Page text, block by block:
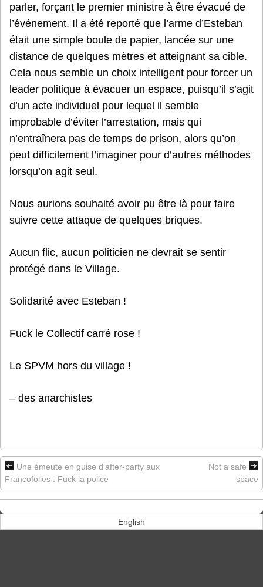
parler, forçant le premier ministre à être évacué de
l’événement. Il a été reporté que l’arme d’Esteban
était une simple boule de papier, lancée sur une
distance de quelques mètres et atteignant sa cible.
Cela nous semble un choix intelligent pour forcer un
leader politique à évacuer un espace, puisqu’il s’agit
d’un acte individuel pour lequel il semble
improbable d’éviter l’arrestation, mais qui
n’entraînera pas de temps de prison, alors qu’on
peut difficilement l’imaginer pour d’autres méthodes
lorsqu’on agit seul.
Nous aurions souhaité avoir pu être là pour faire
suivre cette attaque de quelques briques.
Aucun flic, aucun politicien ne devrait se sentir
protégé dans le Village.
Solidarité avec Esteban !
Fuck le Collectif carré rose !
Le SPVM hors du village !
– des anarchistes
Une émeute en guise d’after-party aux
Francofolies : Fuck la police
Not a safe
space
English